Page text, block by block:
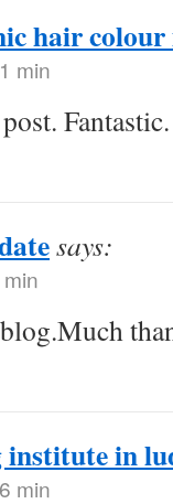
hair
min
Fantastic.
says:
institute in
min